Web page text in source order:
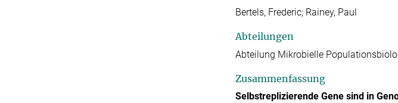
Bertels, Frederic; Rainey, Paul
Abteilungen
Abteilung Mikrobielle
Zusammenfassung
Selbstreplizierende Gene sind in